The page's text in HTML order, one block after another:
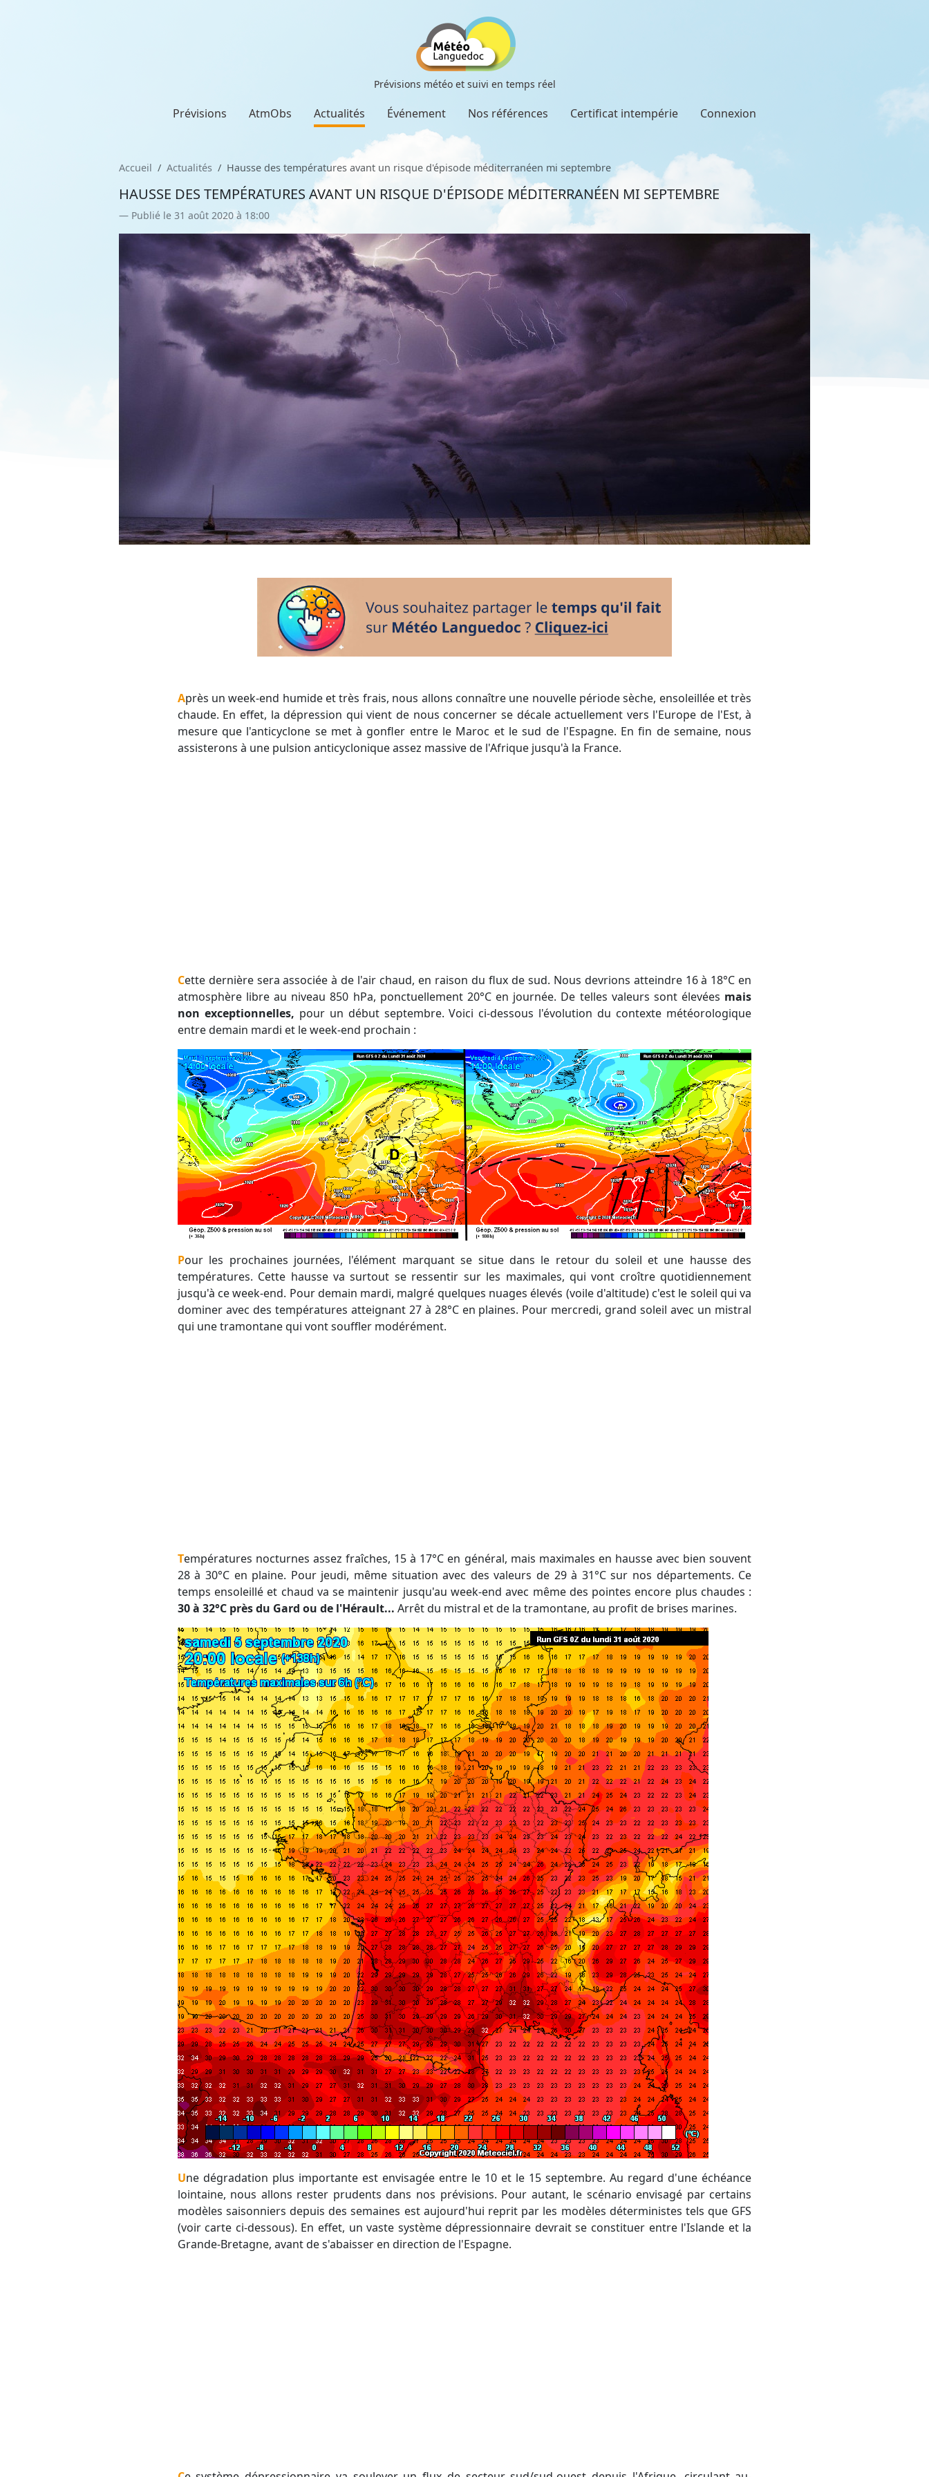
Prévisions météo et suivi en temps réel
Prévisions AtmObs Actualités Événement Nos références Certificat intempérie Connexion
Accueil Actualités Hausse des températures avant un risque d'épisode méditerranéen mi septembre
HAUSSE DES TEMPÉRATURES AVANT UN RISQUE D'ÉPISODE MÉDITERRANÉEN MI SEPTEMBRE
Publié le 31 août 2020 à 18:00
Après un week-end humide et très frais, nous allons connaître une nouvelle période sèche, ensoleillée et très
chaude. En effet, la dépression qui vient de nous concerner se décale actuellement vers l'Europe de l'Est, à
mesure que l'anticyclone se met à gonfler entre le Maroc et le sud de l'Espagne. En fin de semaine, nous
assisterons à une pulsion anticyclonique assez massive de l'Afrique jusqu'à la France.
Cette dernière sera associée à de l'air chaud, en raison du flux de sud. Nous devrions atteindre 16 à 18°C en
atmosphère libre au niveau 850 hPa, ponctuellement 20°C en journée. De telles valeurs sont élevées mais
non exceptionnelles, pour un début septembre. Voici ci-dessous l'évolution du contexte météorologique
entre demain mardi et le week-end prochain :
Pour les prochaines journées, l'élément marquant se situe dans le retour du soleil et une hausse des
températures. Cette hausse va surtout se ressentir sur les maximales, qui vont croître quotidiennement
jusqu'à ce week-end. Pour demain mardi, malgré quelques nuages élevés (voile d'altitude) c'est le soleil qui va
dominer avec des températures atteignant 27 à 28°C en plaines. Pour mercredi, grand soleil avec un mistral
qui une tramontane qui vont souffler modérément.
Températures nocturnes assez fraîches, 15 à 17°C en général, mais maximales en hausse avec bien souvent
28 à 30°C en plaine. Pour jeudi, même situation avec des valeurs de 29 à 31°C sur nos départements. Ce
temps ensoleillé et chaud va se maintenir jusqu'au week-end avec même des pointes encore plus chaudes :
30 à 32°C près du Gard ou de l'Hérault... Arrêt du mistral et de la tramontane, au profit de brises marines.
Une dégradation plus importante est envisagée entre le 10 et le 15 septembre. Au regard d'une échéance
lointaine, nous allons rester prudents dans nos prévisions. Pour autant, le scénario envisagé par certains
modèles saisonniers depuis des semaines est aujourd'hui reprit par les modèles déterministes tels que GFS
(voir carte ci-dessous). En effet, un vaste système dépressionnaire devrait se constituer entre l'Islande et la
Grande-Bretagne, avant de s'abaisser en direction de l'Espagne.